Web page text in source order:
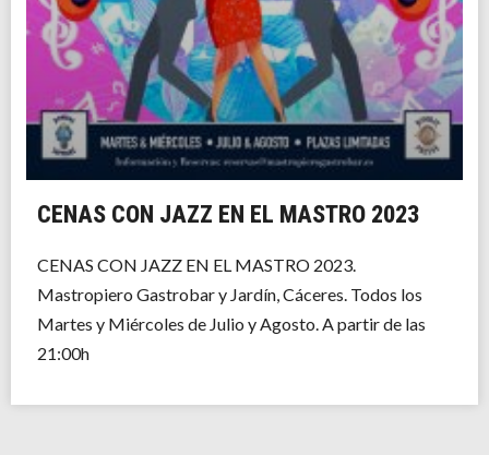
CENAS CON JAZZ EN EL MASTRO 2023
CENAS CON JAZZ EN EL MASTRO 2023.
Mastropiero Gastrobar y Jardín, Cáceres. Todos los
Martes y Miércoles de Julio y Agosto. A partir de las
21:00h